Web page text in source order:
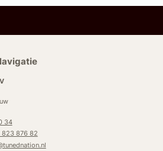
34
823 876 82